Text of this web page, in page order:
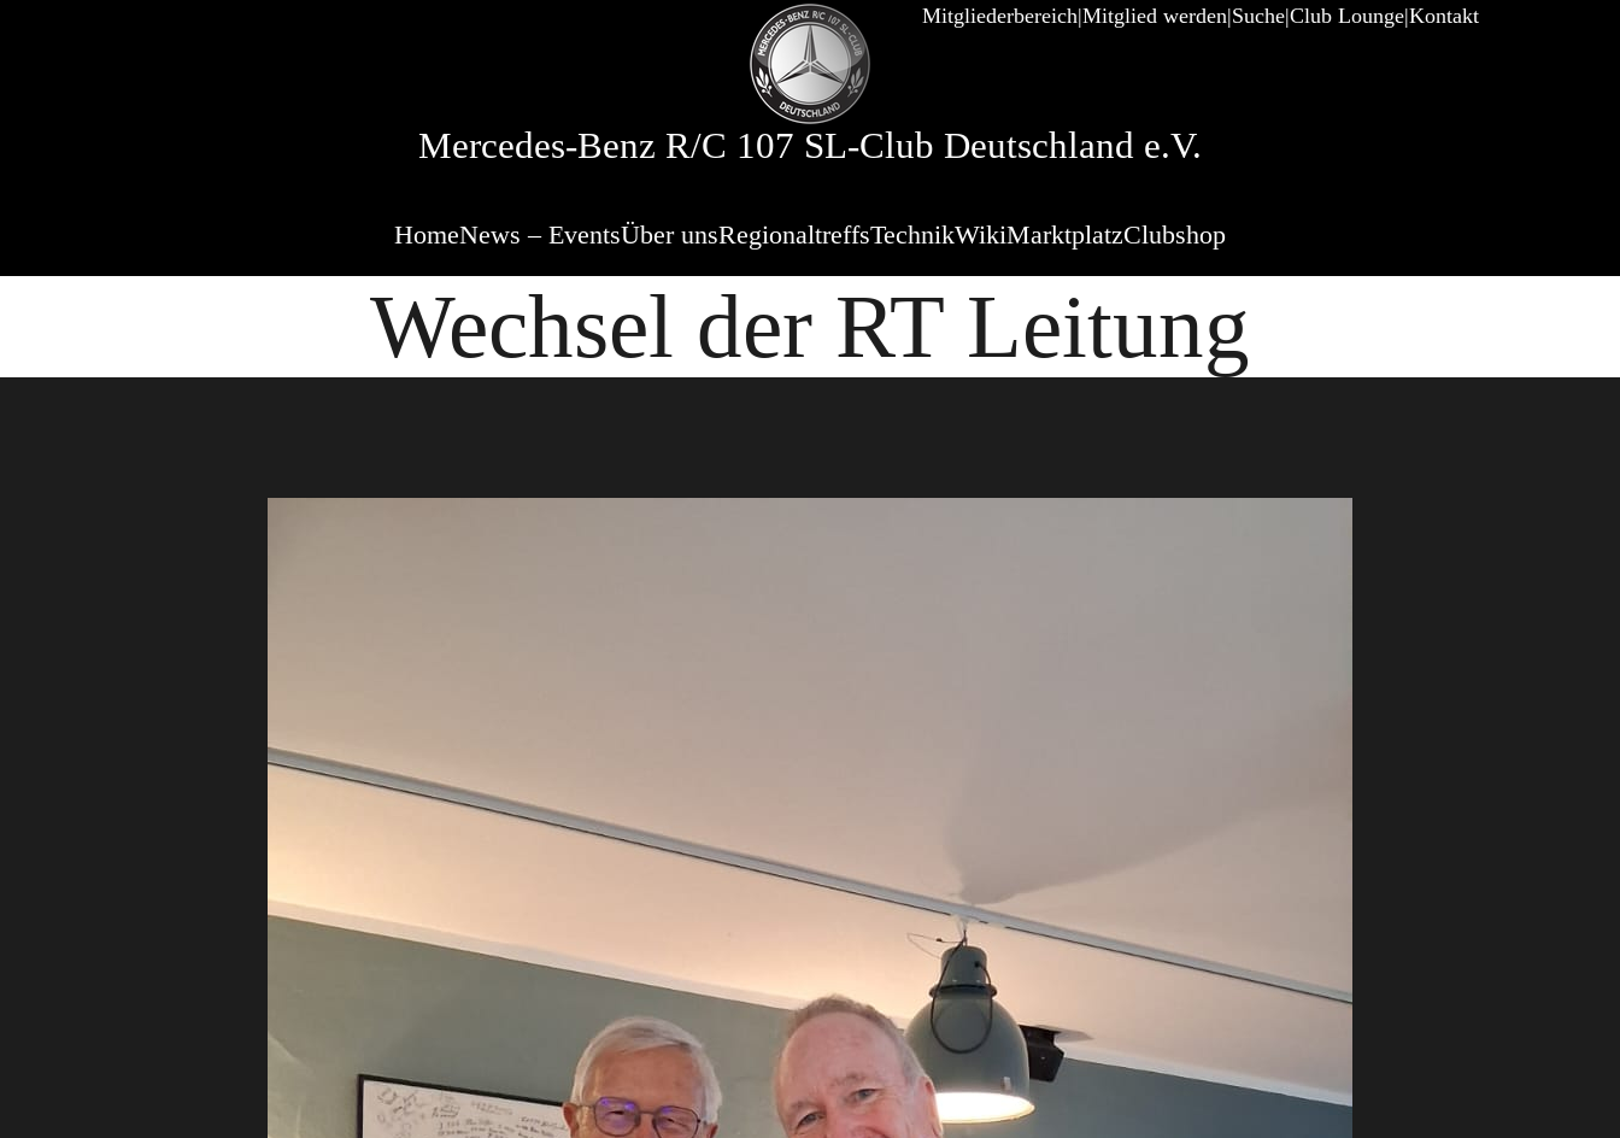
Mitgliederbereich Mitglied werden Suche Club Lounge Kontakt
Mercedes-Benz R/C 107 SL-Club Deutschland e.V.
HomeNews – EventsÜber unsRegionaltreffsTechnikWikiMarktplatzClubshop
Wechsel der RT Leitung